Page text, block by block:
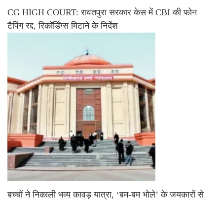
CG HIGH COURT: रावतपुरा सरकार केस में CBI की फोन
टैपिंग रद्द, रिकॉर्डिंग्स मिटाने के निर्देश
बच्चों ने निकाली भव्य कावड़ यात्रा, ‘बम-बम भोले’ के जयकारों से